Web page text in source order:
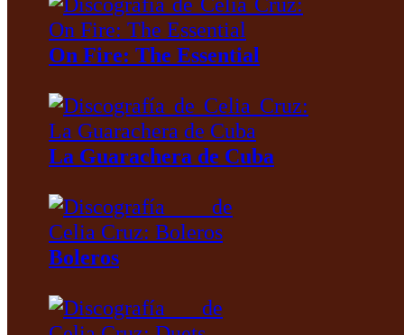
On Fire: The Essential
La Guarachera de Cuba
Boleros